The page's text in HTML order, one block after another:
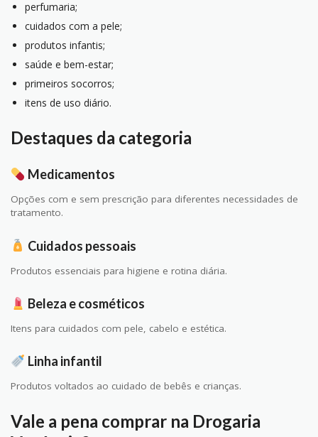
perfumaria;
cuidados com a pele;
produtos infantis;
saúde e bem-estar;
primeiros socorros;
itens de uso diário.
Destaques da categoria
Medicamentos
Opções com e sem prescrição para diferentes necessidades de
tratamento.
Cuidados pessoais
Produtos essenciais para higiene e rotina diária.
Beleza e cosméticos
Itens para cuidados com pele, cabelo e estética.
Linha infantil
Produtos voltados ao cuidado de bebês e crianças.
Vale a pena comprar na Drogaria